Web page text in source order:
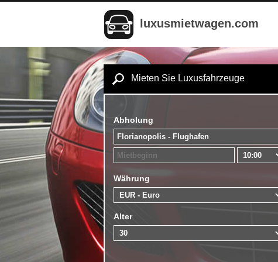
luxusmietwagen.com
Mieten Sie Luxusfahrzeuge
Abholung
Währung
Alter